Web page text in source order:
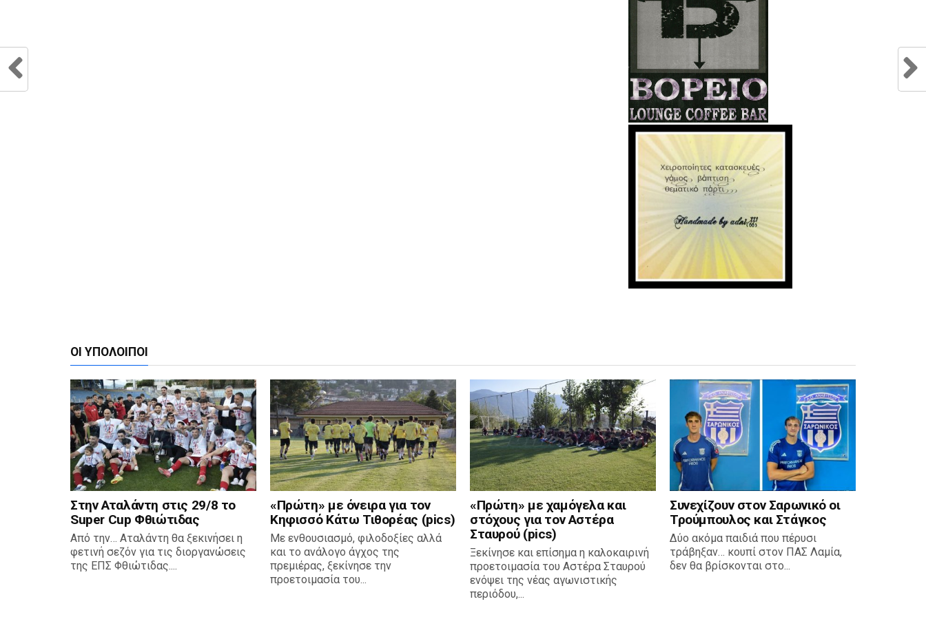
ΟΙ ΥΠΌΛΟΙΠΟΙ
Στην Αταλάντη στις 29/8 το
Super Cup Φθιώτιδας
Από την… Αταλάντη θα ξεκινήσει η
φετινή σεζόν για τις διοργανώσεις
της ΕΠΣ Φθιώτιδας....
«Πρώτη» με όνειρα για τον
Κηφισσό Κάτω Τιθορέας (pics)
Με ενθουσιασμό, φιλοδοξίες αλλά
και το ανάλογο άγχος της
πρεμιέρας, ξεκίνησε την
προετοιμασία του...
«Πρώτη» με χαμόγελα και
στόχους για τον Αστέρα
Σταυρού (pics)
Ξεκίνησε και επίσημα η καλοκαιρινή
προετοιμασία του Αστέρα Σταυρού
ενόψει της νέας αγωνιστικής
περιόδου,...
Συνεχίζουν στον Σαρωνικό οι
Τρούμπουλος και Στάγκος
Δύο ακόμα παιδιά που πέρυσι
τράβηξαν… κουπί στον ΠΑΣ Λαμία,
δεν θα βρίσκονται στο...